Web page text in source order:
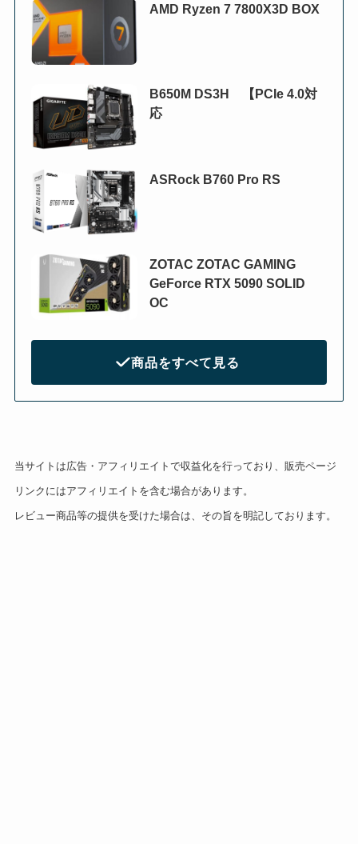
AMD Ryzen 7 7800X3D BOX
B650M DS3H 【PCIe 4.0対
応
ASRock B760 Pro RS
ZOTAC ZOTAC GAMING
GeForce RTX 5090 SOLID
OC
商品をすべて見る
当サイトは広告・アフィリエイトで収益化を行っており、販売ページ
リンクにはアフィリエイトを含む場合があります。
レビュー商品等の提供を受けた場合は、その旨を明記しております。